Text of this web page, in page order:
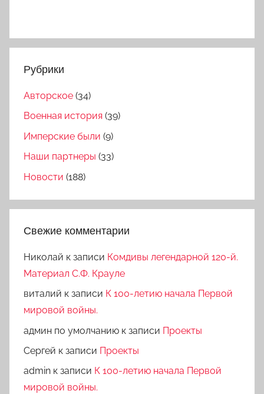
Рубрики
Авторское (34)
Военная история (39)
Имперские были (9)
Наши партнеры (33)
Новости (188)
Свежие комментарии
Николай к записи Комдивы легендарной 120-й.
Материал С.Ф. Крауле
виталий к записи К 100-летию начала Первой
мировой войны.
админ по умолчанию к записи Проекты
Сергей к записи Проекты
admin к записи К 100-летию начала Первой
мировой войны.